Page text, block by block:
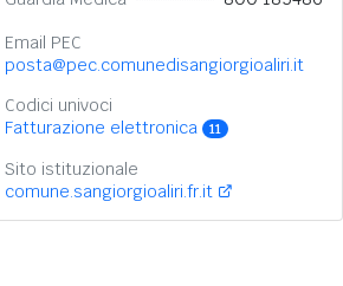
Email PEC
posta@pec.comunedisangiorgioaliri.it
Codici univoci
Fatturazione elettronica
11
Sito istituzionale
comune.sangiorgioaliri.fr.it